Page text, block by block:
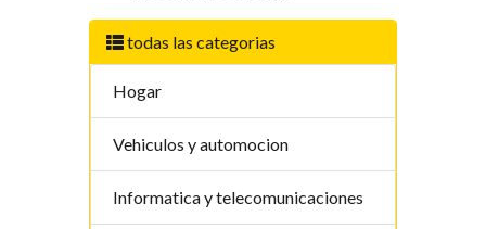
todas las categorias
Hogar
Vehiculos y automocion
Informatica y telecomunicaciones